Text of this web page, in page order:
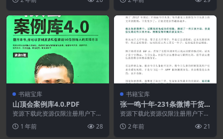
么.PDF
书籍宝库
山顶会案例库4.0.PDF
资源下载此资源仅限注册用户下
载，请先登录特别提醒:本网站不
保证所有资源永久更新资...
1 年前 28
书籍宝库
张一鸣十年-231条微博干货.P
DF
资源下载此资源仅限注册用户下
载，请先登录特别提醒:本网站不
保证所有资源永久更新资...
2 年前 21